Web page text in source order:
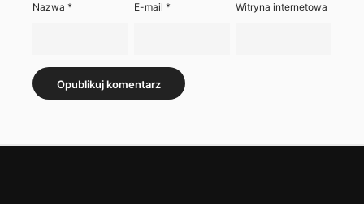
Nazwa * E-mail* Witryna internetowa